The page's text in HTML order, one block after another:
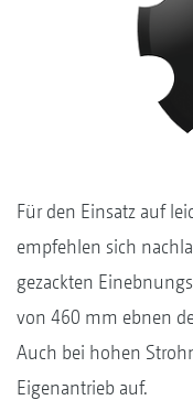
Für den Einsatz auf
empfehlen sich
gezackten
von 460 mm ebnen
Auch bei hohen
Eigenantrieb auf.